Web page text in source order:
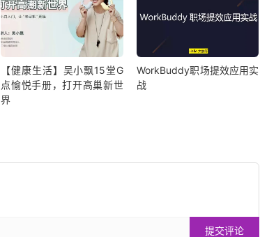
【健康生活】吴小飘15堂G
点愉悦手册，打开高巢新世
界
WorkBuddy职场提效应用实
战
提交评论